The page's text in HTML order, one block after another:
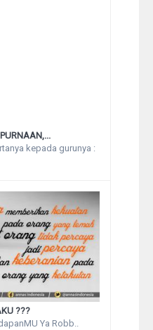
kepada gurunya :
???
Ya Robb..